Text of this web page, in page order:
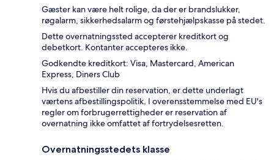
Gæster kan være helt rolige, da der er brandslukker,
røgalarm, sikkerhedsalarm og førstehjælpskasse på stedet.
Dette overnatningssted accepterer kreditkort og
debetkort. Kontanter accepteres ikke.
Godkendte kreditkort: Visa, Mastercard, American
Express, Diners Club
Hvis du afbestiller din reservation, er dette underlagt
værtens afbestillingspolitik. I overensstemmelse med EU's
regler om forbrugerrettigheder er reservation af
overnatning ikke omfattet af fortrydelsesretten.
Overnatningsstedets klasse